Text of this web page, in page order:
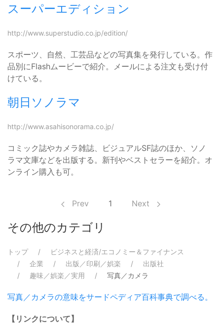
スーパーエディション
http://www.superstudio.co.jp/edition/
スポーツ、自然、工芸品などの写真集を発行している。作
品別にFlashムービーで紹介。メールによる注文も受け付
けている。
朝日ソノラマ
http://www.asahisonorama.co.jp/
コミック誌やカメラ雑誌、ビジュアルSF誌のほか、ソノ
ラマ文庫などを出版する。新刊やベストセラーを紹介。オ
ンライン購入も可。
Prev 1 Next
その他のカテゴリ
トップ
ビジネスと経済/エコノミー＆ファイナンス
企業
出版／印刷／娯楽
出版社
趣味／娯楽／実用
写真／カメラ
写真／カメラの意味をサードペディア百科事典で調べる。
【リンクについて】